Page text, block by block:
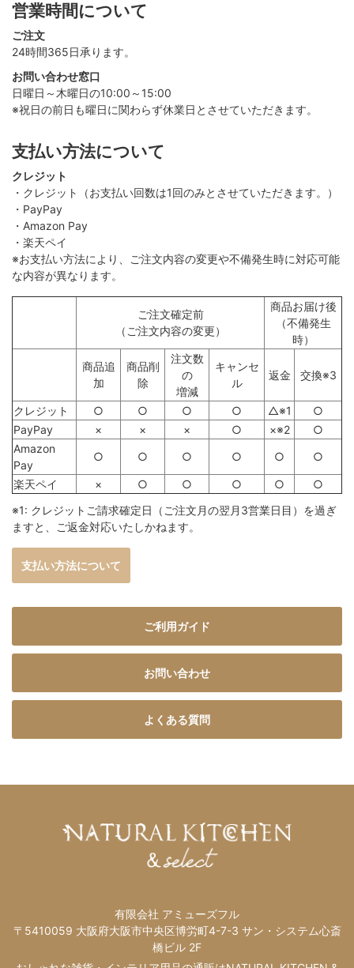
営業時間について
ご注文
24時間365日承ります。
お問い合わせ窓口
日曜日～木曜日の10:00～15:00
※祝日の前日も曜日に関わらず休業日とさせていただきます。
支払い方法について
クレジット
・クレジット（お支払い回数は1回のみとさせていただきます。）
・PayPay
・Amazon Pay
・楽天ペイ
※お支払い方法により、ご注文内容の変更や不備発生時に対応可能
な内容が異なります。
ご注文確定前
（ご注文内容の変更）
商品お届け後
（不備発生
時）
商品追
加
商品削
除
注文数
の
増減
キャンセ
ル
返金 交換※3
クレジット ○ ○ ○ ○ △※1
○
PayPay
× × × ○ ×※2
○
Amazon
Pay
○ ○ ○ ○ ○ ○
楽天ペイ × ○ ○ ○ ○
○
※1: クレジットご請求確定日（ご注文月の翌月3営業日目）を過ぎ
ますと、ご返金対応いたしかねます。
支払い方法について
ご利用ガイド
お問い合わせ
よくある質問
有限会社 アミューズフル
〒5410059 大阪府大阪市中央区博労町4-7-3 サン・システム心斎
橋ビル 2F